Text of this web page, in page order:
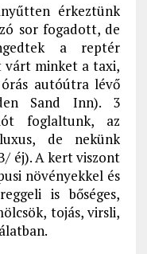
érkeztünk
sor fogadott, de
a reptér
várt minket a taxi,
autóútra lévő
Sand Inn). 3
foglaltunk, az
de nekünk
éj). A kert viszont
növényekkel és
is bőséges,
tojás, virsli,